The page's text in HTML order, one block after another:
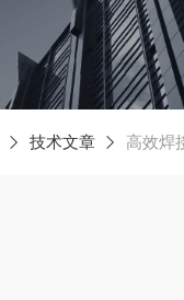
技术文章 高效焊